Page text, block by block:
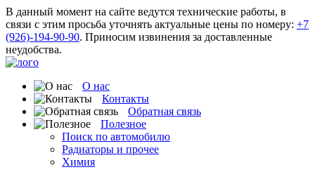
В данный момент на сайте ведутся технические работы, в
связи с этим просьба уточнять актуальные цены по номеру: +7
(926)-194-90-90. Приносим извинения за доставленные
неудобства.
О нас
Контакты
Обратная связь
Полезное
Поиск по автомобилю
Радиаторы и прочее
Химия